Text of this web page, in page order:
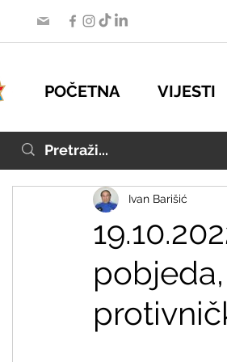
POČETNA VIJESTI
Ivan Barišić